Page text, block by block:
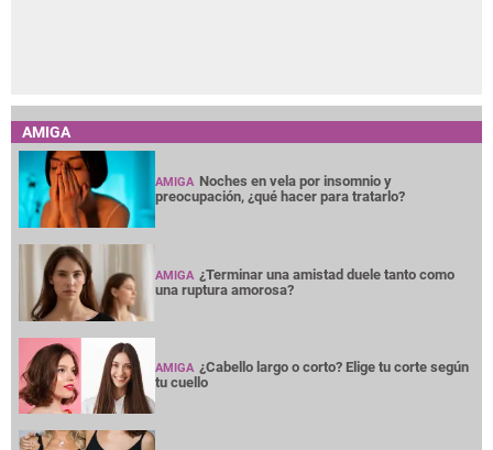
AMIGA
AMIGA Noches en vela por insomnio y
preocupación, ¿qué hacer para tratarlo?
AMIGA ¿Terminar una amistad duele tanto como
una ruptura amorosa?
AMIGA ¿Cabello largo o corto? Elige tu corte según
tu cuello